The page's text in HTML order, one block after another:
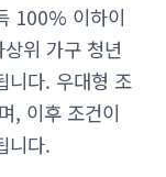
100% 이하이
위 가구 청년
니다. 우대형 조
, 이후 조건이
니다.